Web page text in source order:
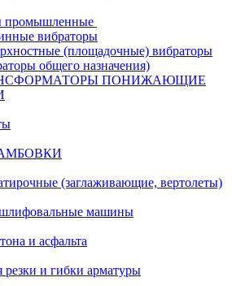
промышленные
вибраторы
(площадочные) вибраторы
общего назначения)
ПОНИЖАЮЩИЕ
(заглаживающие, вертолеты)
машины
и асфальта
резки и гибки арматуры